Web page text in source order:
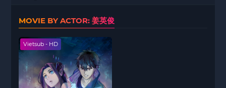
MOVIE BY ACTOR: 姜英俊
Vietsub - HD